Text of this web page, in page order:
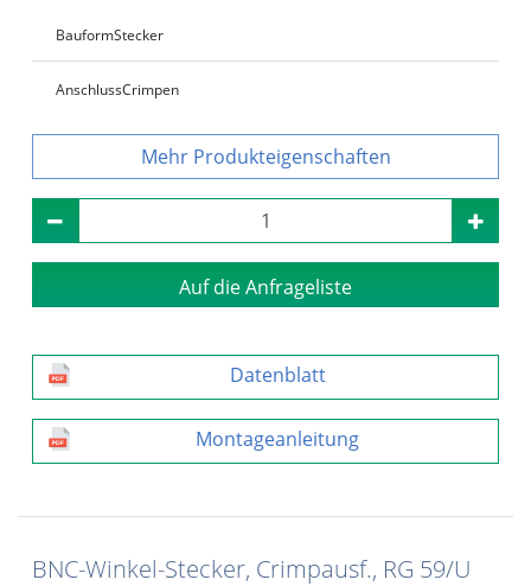
BauformStecker
AnschlussCrimpen
Produkteigenschaften
Auf die Anfrageliste
Datenblatt
Montageanleitung
BNC-Winkel-Stecker, Crimpausf., RG 59/U